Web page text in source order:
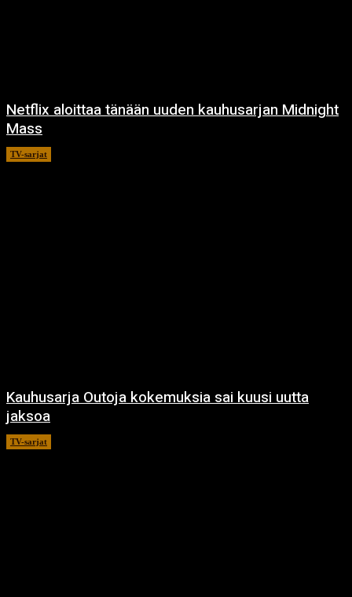
Netflix aloittaa tänään uuden kauhusarjan Midnight
Mass
TV-sarjat
Kauhusarja Outoja kokemuksia sai kuusi uutta
jaksoa
TV-sarjat